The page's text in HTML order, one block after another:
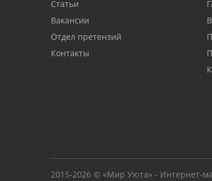
Статьи
Вакансии
Отдел претензий
Контакты
2015-2026 © «Мир Уюта» - Интернет-